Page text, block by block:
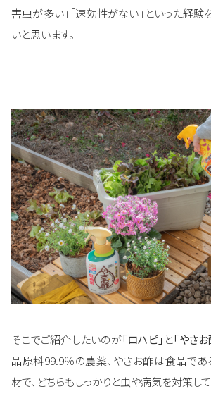
害虫が多い」「速効性がない」といった経験
いと思います。
そこでご紹介したいのが「ロハピ」 と「やさお
品原料99.9％の農薬、やさお酢は食品で
材で、どちらもしっかりと虫や病気を対策して